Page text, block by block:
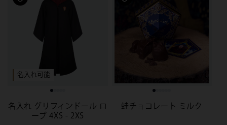
名入れ可能
名入れ グリフィンドール ロ
ーブ 4XS - 2XS
蛙チョコレート ミルク